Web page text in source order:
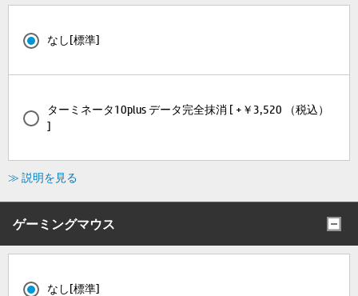
なし[標準]
ターミネータ10plus データ完全抹消 [ +￥3,520 （税込）
]
≫ 説明を見る
ゲーミングマウス
なし[標準]